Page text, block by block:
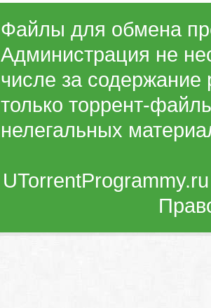
Файлы для обмена
Администрация не
числе за
только торрент-
нелегальных
UTorrentProgrammy.ru